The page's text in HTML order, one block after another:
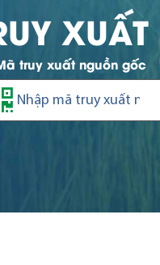
truy xuất nguồn gốc